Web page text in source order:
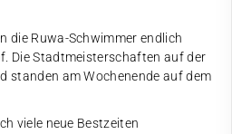
die Ruwa-Schwimmer endlich
Die Stadtmeisterschaften auf der
standen am Wochenende auf dem
viele neue Bestzeiten